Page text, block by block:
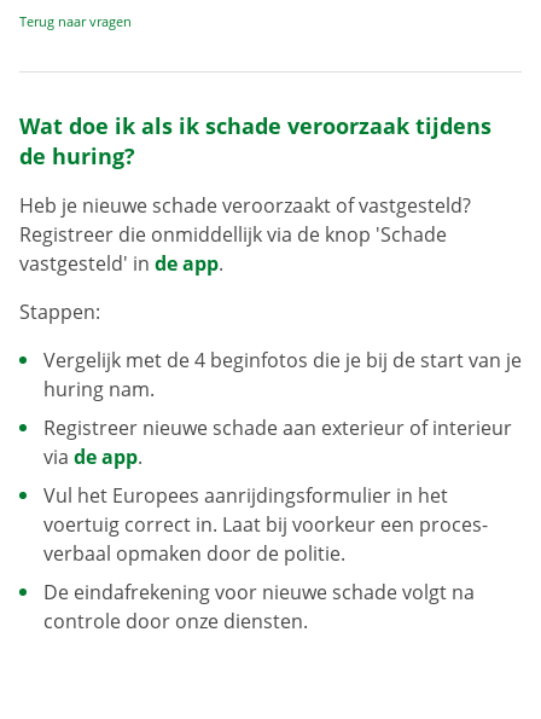
Terug naar vragen
Wat doe ik als ik schade veroorzaak tijdens
de huring?
Heb je nieuwe schade veroorzaakt of vastgesteld?
Registreer die onmiddellijk via de knop 'Schade
vastgesteld' in de app.
Stappen:
Vergelijk met de 4 beginfotos die je bij de start van je
huring nam.
Registreer nieuwe schade aan exterieur of interieur
via de app.
Vul het Europees aanrijdingsformulier in het
voertuig correct in. Laat bij voorkeur een proces-
verbaal opmaken door de politie.
De eindafrekening voor nieuwe schade volgt na
controle door onze diensten.